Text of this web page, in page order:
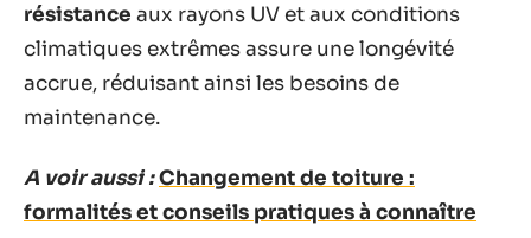
résistance aux rayons UV et aux conditions
climatiques extrêmes assure une longévité
accrue, réduisant ainsi les besoins de
maintenance.
A voir aussi :Changement de toiture :
formalités et conseils pratiques à connaître